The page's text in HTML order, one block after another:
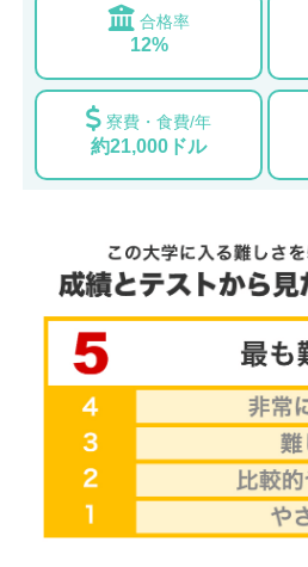
合格率
12%
寮費・食費/年
約21,000ドル